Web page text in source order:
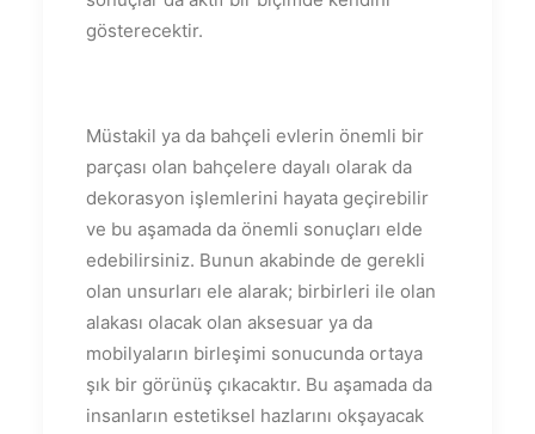
gösterecektir.
Müstakil ya da bahçeli evlerin önemli bir
parçası olan bahçelere dayalı olarak da
dekorasyon işlemlerini hayata geçirebilir
ve bu aşamada da önemli sonuçları elde
edebilirsiniz. Bunun akabinde de gerekli
olan unsurları ele alarak; birbirleri ile olan
alakası olacak olan aksesuar ya da
mobilyaların birleşimi sonucunda ortaya
şık bir görünüş çıkacaktır. Bu aşamada da
insanların estetiksel hazlarını okşayacak